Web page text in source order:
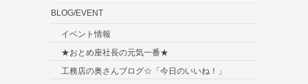
BLOG/EVENT
イベント情報
★おとめ座社長の元気一番★
工務店の奥さんブログ☆「今日のいいね！」